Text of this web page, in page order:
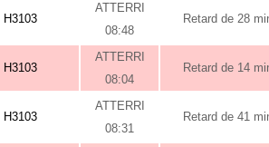
H3103
ATTERRI
08:48
Retard de 28
H3103
ATTERRI
08:04
Retard de 14
H3103
ATTERRI
08:31
Retard de 41